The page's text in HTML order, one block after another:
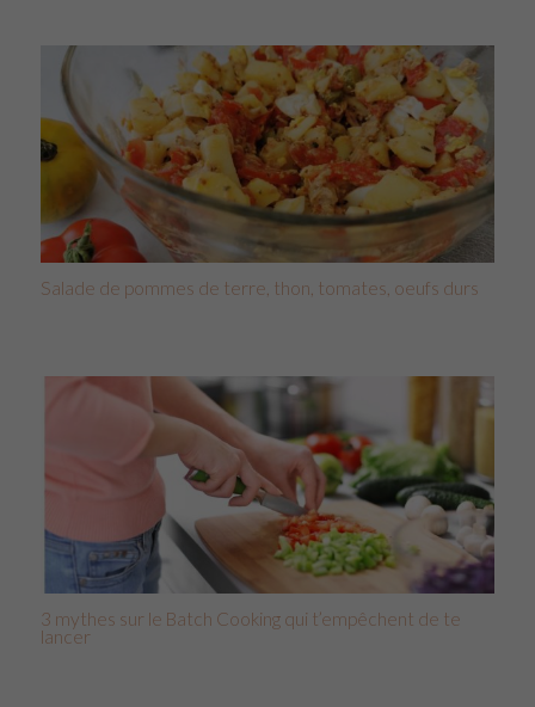
Salade de pommes de terre, thon, tomates, oeufs durs
3 mythes sur le Batch Cooking qui t’empêchent de te
lancer